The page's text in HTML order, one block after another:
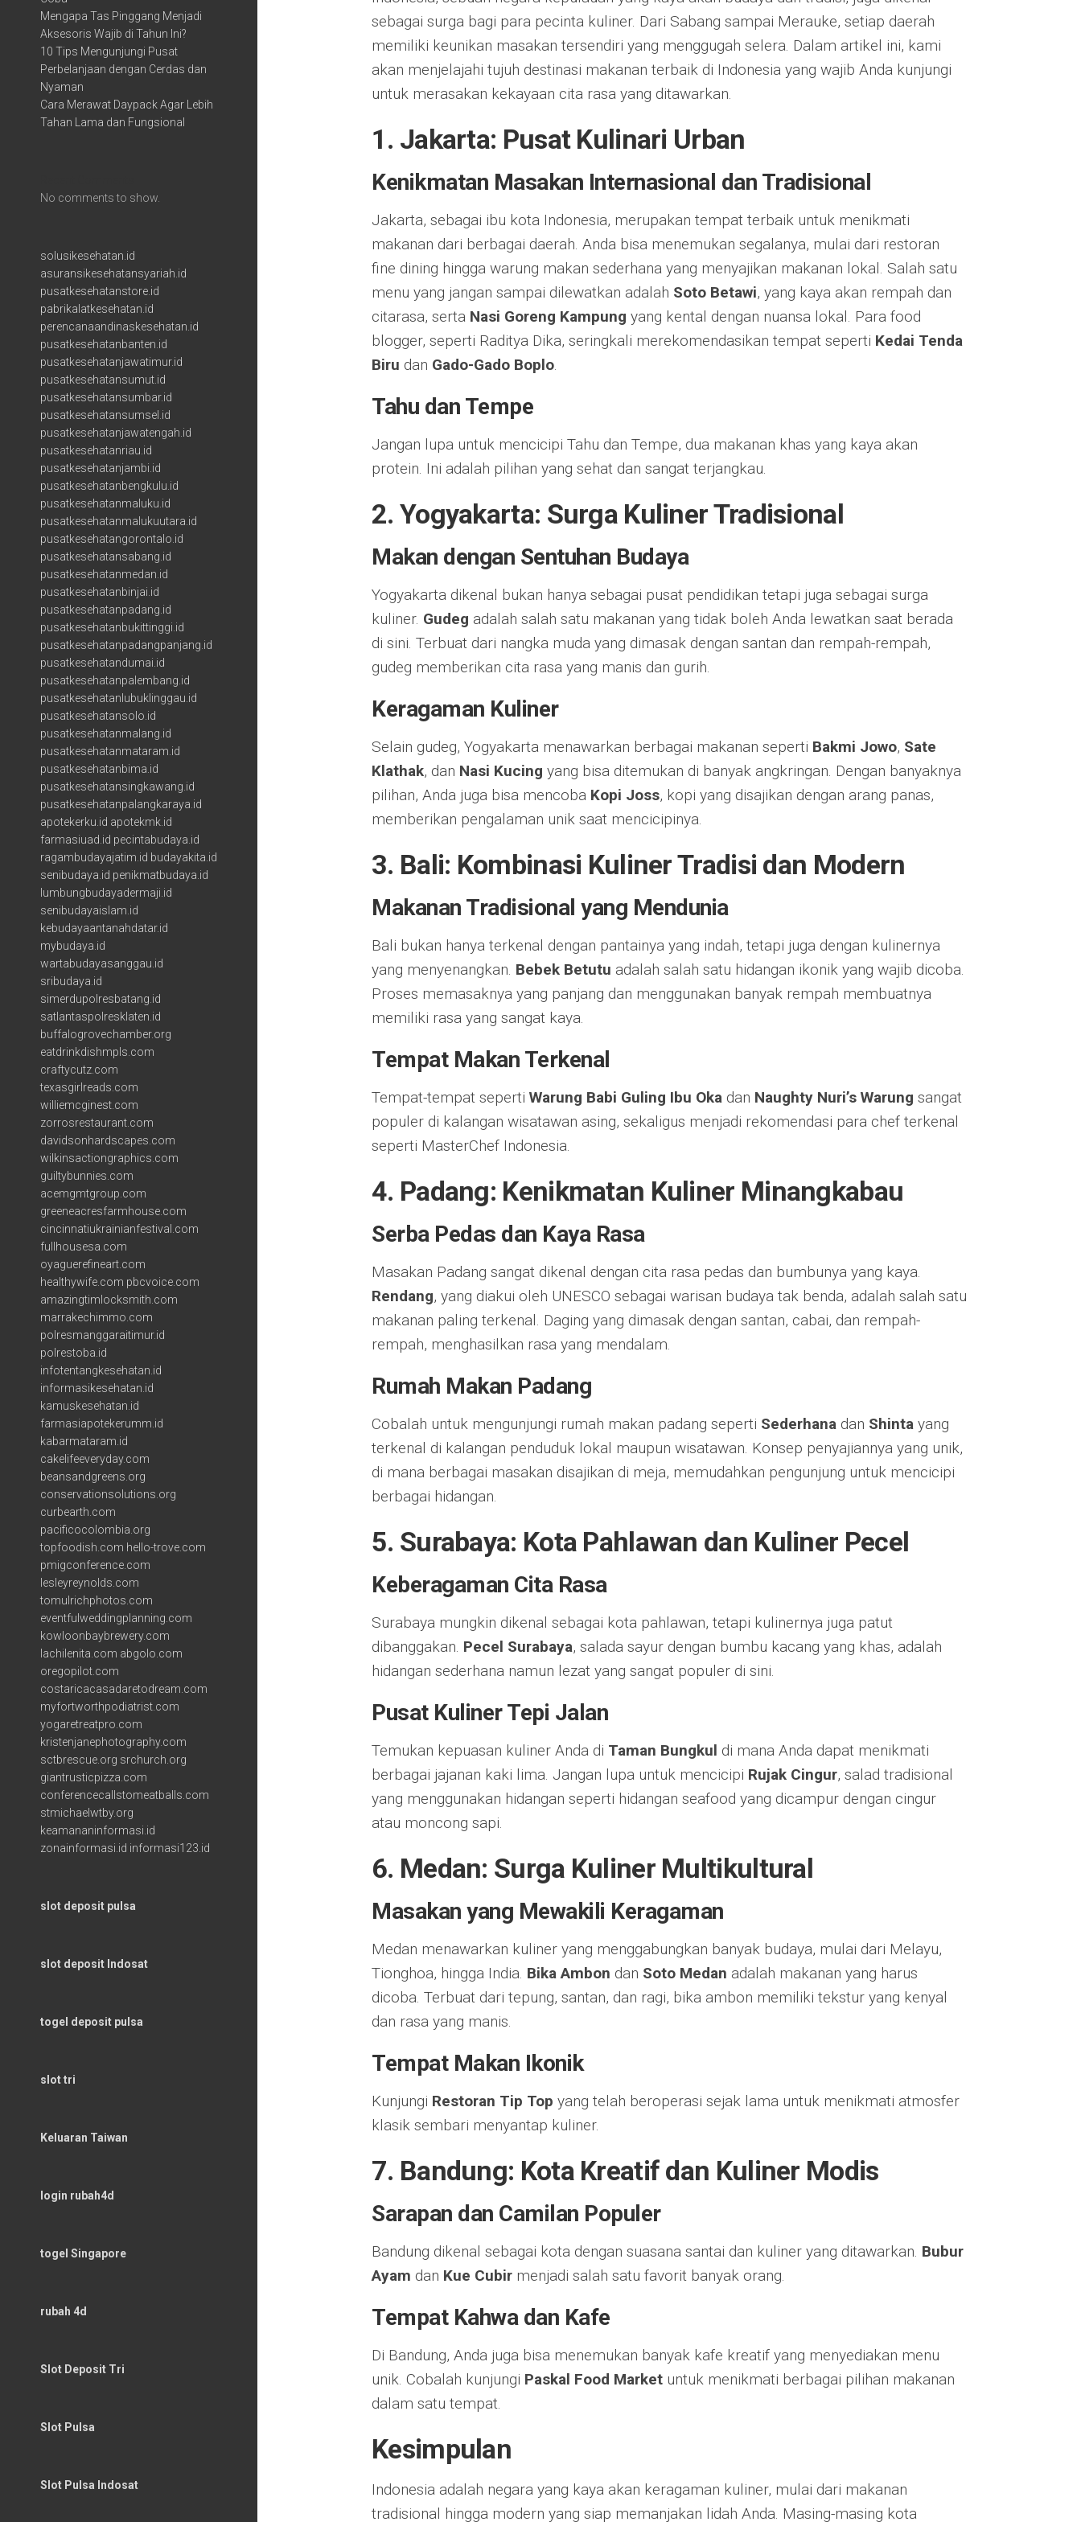
sebagai surga bagi para pecinta kuliner. Dari Sabang sampai Merauke, setiap daerah
memiliki keunikan masakan tersendiri yang menggugah selera. Dalam artikel ini, kami
akan menjelajahi tujuh destinasi makanan terbaik di Indonesia yang wajib Anda kunjungi
untuk merasakan kekayaan cita rasa yang ditawarkan.
1. Jakarta: Pusat Kulinari Urban
Kenikmatan Masakan Internasional dan Tradisional
Jakarta, sebagai ibu kota Indonesia, merupakan tempat terbaik untuk menikmati
makanan dari berbagai daerah. Anda bisa menemukan segalanya, mulai dari restoran
fine dining hingga warung makan sederhana yang menyajikan makanan lokal. Salah satu
menu yang jangan sampai dilewatkan adalah Soto Betawi, yang kaya akan rempah dan
citarasa, serta Nasi Goreng Kampung yang kental dengan nuansa lokal. Para food
blogger, seperti Raditya Dika, seringkali merekomendasikan tempat seperti Kedai Tenda
Biru dan Gado-Gado Boplo.
Tahu dan Tempe
Jangan lupa untuk mencicipi Tahu dan Tempe, dua makanan khas yang kaya akan
protein. Ini adalah pilihan yang sehat dan sangat terjangkau.
2. Yogyakarta: Surga Kuliner Tradisional
Makan dengan Sentuhan Budaya
Yogyakarta dikenal bukan hanya sebagai pusat pendidikan tetapi juga sebagai surga
kuliner. Gudeg adalah salah satu makanan yang tidak boleh Anda lewatkan saat berada
di sini. Terbuat dari nangka muda yang dimasak dengan santan dan rempah-rempah,
gudeg memberikan cita rasa yang manis dan gurih.
Keragaman Kuliner
Selain gudeg, Yogyakarta menawarkan berbagai makanan seperti Bakmi Jowo, Sate
Klathak, dan Nasi Kucing yang bisa ditemukan di banyak angkringan. Dengan banyaknya
pilihan, Anda juga bisa mencoba Kopi Joss, kopi yang disajikan dengan arang panas,
memberikan pengalaman unik saat mencicipinya.
3. Bali: Kombinasi Kuliner Tradisi dan Modern
Makanan Tradisional yang Mendunia
Bali bukan hanya terkenal dengan pantainya yang indah, tetapi juga dengan kulinernya
yang menyenangkan. Bebek Betutu adalah salah satu hidangan ikonik yang wajib dicoba.
Proses memasaknya yang panjang dan menggunakan banyak rempah membuatnya
memiliki rasa yang sangat kaya.
Tempat Makan Terkenal
Tempat-tempat seperti Warung Babi Guling Ibu Oka dan Naughty Nuri’s Warung sangat
populer di kalangan wisatawan asing, sekaligus menjadi rekomendasi para chef terkenal
seperti MasterChef Indonesia.
4. Padang: Kenikmatan Kuliner Minangkabau
Serba Pedas dan Kaya Rasa
Masakan Padang sangat dikenal dengan cita rasa pedas dan bumbunya yang kaya.
Rendang, yang diakui oleh UNESCO sebagai warisan budaya tak benda, adalah salah satu
makanan paling terkenal. Daging yang dimasak dengan santan, cabai, dan rempah-
rempah, menghasilkan rasa yang mendalam.
Rumah Makan Padang
Cobalah untuk mengunjungi rumah makan padang seperti Sederhana dan Shinta yang
terkenal di kalangan penduduk lokal maupun wisatawan. Konsep penyajiannya yang unik,
di mana berbagai masakan disajikan di meja, memudahkan pengunjung untuk mencicipi
berbagai hidangan.
5. Surabaya: Kota Pahlawan dan Kuliner Pecel
Keberagaman Cita Rasa
Surabaya mungkin dikenal sebagai kota pahlawan, tetapi kulinernya juga patut
dibanggakan. Pecel Surabaya, salada sayur dengan bumbu kacang yang khas, adalah
hidangan sederhana namun lezat yang sangat populer di sini.
Pusat Kuliner Tepi Jalan
Temukan kepuasan kuliner Anda di Taman Bungkul di mana Anda dapat menikmati
berbagai jajanan kaki lima. Jangan lupa untuk mencicipi Rujak Cingur, salad tradisional
yang menggunakan hidangan seperti hidangan seafood yang dicampur dengan cingur
atau moncong sapi.
6. Medan: Surga Kuliner Multikultural
Masakan yang Mewakili Keragaman
Medan menawarkan kuliner yang menggabungkan banyak budaya, mulai dari Melayu,
Tionghoa, hingga India. Bika Ambon dan Soto Medan adalah makanan yang harus
dicoba. Terbuat dari tepung, santan, dan ragi, bika ambon memiliki tekstur yang kenyal
dan rasa yang manis.
Tempat Makan Ikonik
Kunjungi Restoran Tip Top yang telah beroperasi sejak lama untuk menikmati atmosfer
klasik sembari menyantap kuliner.
7. Bandung: Kota Kreatif dan Kuliner Modis
Sarapan dan Camilan Populer
Bandung dikenal sebagai kota dengan suasana santai dan kuliner yang ditawarkan. Bubur
Ayam dan Kue Cubir menjadi salah satu favorit banyak orang.
Tempat Kahwa dan Kafe
Di Bandung, Anda juga bisa menemukan banyak kafe kreatif yang menyediakan menu
unik. Cobalah kunjungi Paskal Food Market untuk menikmati berbagai pilihan makanan
dalam satu tempat.
Kesimpulan
Indonesia adalah negara yang kaya akan keragaman kuliner, mulai dari makanan
tradisional hingga modern yang siap memanjakan lidah Anda. Masing-masing kota
Mengapa Tas Pinggang Menjadi
Aksesoris Wajib di Tahun Ini?
10 Tips Mengunjungi Pusat
Perbelanjaan dengan Cerdas dan
Nyaman
Cara Merawat Daypack Agar Lebih
Tahan Lama dan Fungsional
No comments to show.
solusikesehatan.id
asuransikesehatansyariah.id
pusatkesehatanstore.id
pabrikalatkesehatan.id
perencanaandinaskesehatan.id
pusatkesehatanbanten.id
pusatkesehatanjawatimur.id
pusatkesehatansumut.id
pusatkesehatansumbar.id
pusatkesehatansumsel.id
pusatkesehatanjawatengah.id
pusatkesehatanriau.id
pusatkesehatanjambi.id
pusatkesehatanbengkulu.id
pusatkesehatanmaluku.id
pusatkesehatanmalukuutara.id
pusatkesehatangorontalo.id
pusatkesehatansabang.id
pusatkesehatanmedan.id
pusatkesehatanbinjai.id
pusatkesehatanpadang.id
pusatkesehatanbukittinggi.id
pusatkesehatanpadangpanjang.id
pusatkesehatandumai.id
pusatkesehatanpalembang.id
pusatkesehatanlubuklinggau.id
pusatkesehatansolo.id
pusatkesehatanmalang.id
pusatkesehatanmataram.id
pusatkesehatanbima.id
pusatkesehatansingkawang.id
pusatkesehatanpalangkaraya.id
apotekerku.id apotekmk.id
farmasiuad.id pecintabudaya.id
ragambudayajatim.id budayakita.id
senibudaya.id penikmatbudaya.id
lumbungbudayadermaji.id
senibudayaislam.id
kebudayaantanahdatar.id
mybudaya.id
wartabudayasanggau.id
sribudaya.id
simerdupolresbatang.id
satlantaspolresklaten.id
buffalogrovechamber.org
eatdrinkdishmpls.com
craftycutz.com
texasgirlreads.com
williemcginest.com
zorrosrestaurant.com
davidsonhardscapes.com
wilkinsactiongraphics.com
guiltybunnies.com
acemgmtgroup.com
greeneacresfarmhouse.com
cincinnatiukrainianfestival.com
fullhousesa.com
oyaguerefineart.com
healthywife.com pbcvoice.com
amazingtimlocksmith.com
marrakechimmo.com
polresmanggaraitimur.id
polrestoba.id
infotentangkesehatan.id
informasikesehatan.id
kamuskesehatan.id
farmasiapotekerumm.id
kabarmataram.id
cakelifeeveryday.com
beansandgreens.org
conservationsolutions.org
curbearth.com
pacificocolombia.org
topfoodish.com hello-trove.com
pmigconference.com
lesleyreynolds.com
tomulrichphotos.com
eventfulweddingplanning.com
kowloonbaybrewery.com
lachilenita.com abgolo.com
oregopilot.com
costaricacasadaretodream.com
myfortworthpodiatrist.com
yogaretreatpro.com
kristenjanephotography.com
sctbrescue.org srchurch.org
giantrusticpizza.com
conferencecallstomeatballs.com
stmichaelwtby.org
keamananinformasi.id
zonainformasi.id informasi123.id
slot deposit pulsa
slot deposit Indosat
togel deposit pulsa
slot tri
Keluaran Taiwan
login rubah4d
togel Singapore
rubah 4d
Slot Deposit Tri
Slot Pulsa
Slot Pulsa Indosat